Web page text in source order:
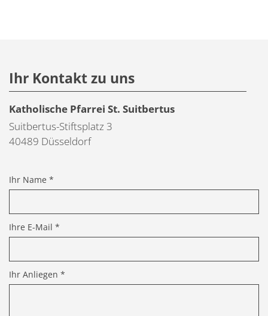
Ihr Name *
Ihre E-Mail *
Ihr Anliegen *
Ihr Kontakt zu uns
Katholische Pfarrei St. Suitbertus
Suitbertus-Stiftsplatz 3
40489 Düsseldorf